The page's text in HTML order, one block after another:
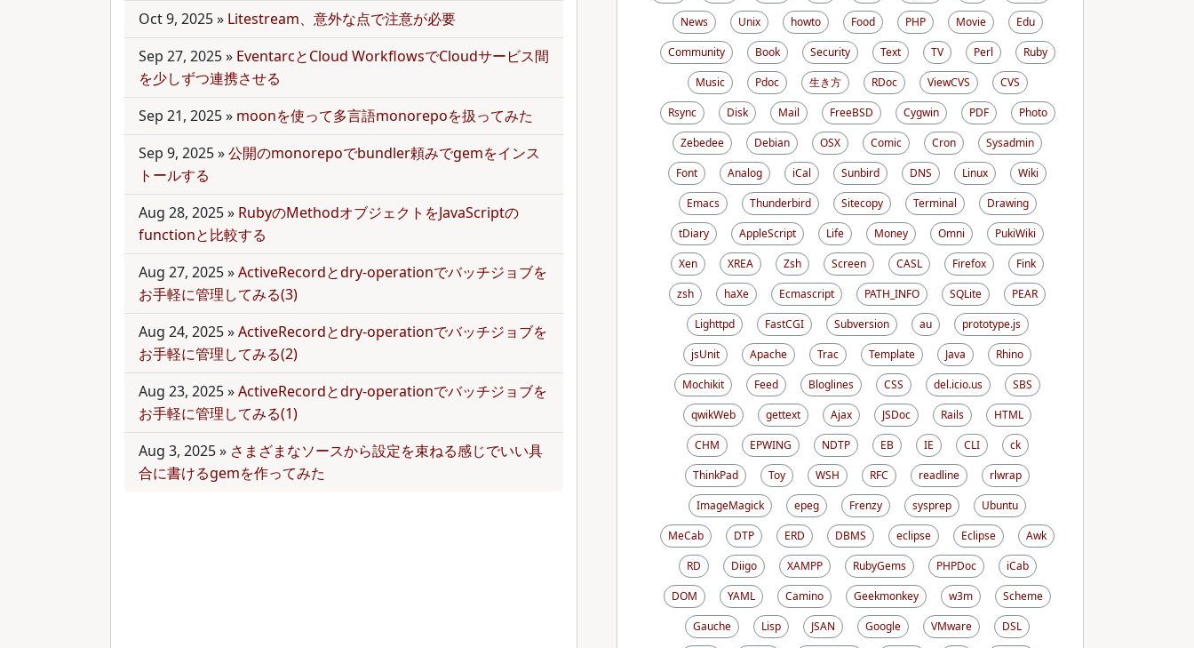
Oct 9, 2025» Litestream、意外な点で注意が必要
Sep 27, 2025» EventarcとCloud WorkflowsでCloudサービス間
を少しずつ連携させる
Sep 21, 2025» moonを使って多言語monorepoを扱ってみた
Sep 9, 2025»公開のmonorepoでbundler頼みでgemをインス
トールする
Aug 28, 2025» RubyのMethodオブジェクトをJavaScriptの
functionと比較する
Aug 27, 2025»ActiveRecordとdry-operationでバッチジョブを
お手軽に管理してみる(3)
Aug 24, 2025»ActiveRecordとdry-operationでバッチジョブを
お手軽に管理してみる(2)
Aug 23, 2025»ActiveRecordとdry-operationでバッチジョブを
お手軽に管理してみる(1)
Aug 3, 2025» さまざまなソースから設定を束ねる感じでいい具
合に書けるgemを作ってみた
News
Unix howto Food PHP Movie
Edu
Community
Book Security Text TV Perl
Ruby
Music
Pdoc 生き方 RDoc ViewCVS
CVS
Rsync
Disk Mail FreeBSD Cygwin PDF
Photo
Zebedee
Debian OSX Comic Cron
Sysadmin
Font
Analog iCal Sunbird DNS Linux
Wiki
Emacs
Thunderbird Sitecopy Terminal
Drawing
tDiary
AppleScript Life Money Omni
PukiWiki
Xen
XREA Zsh Screen CASL Firefox
Fink
zsh
haXe Ecmascript PATH_INFO SQLite
PEAR
Lighttpd
FastCGI Subversion au
prototype.js
jsUnit
Apache Trac Template Java
Rhino
Mochikit
Feed Bloglines CSS del.icio.us
SBS
qwikWeb
gettext Ajax JSDoc Rails
HTML
CHM
EPWING NDTP EB IE CLI
ck
ThinkPad
Toy WSH RFC readline
rlwrap
ImageMagick
epeg Frenzy sysprep
Ubuntu
MeCab
DTP ERD DBMS eclipse Eclipse
Awk
RD
Diigo XAMPP RubyGems PHPDoc
iCab
DOM
YAML Camino Geekmonkey w3m
Scheme
Gauche
Lisp JSAN Google VMware
DSL